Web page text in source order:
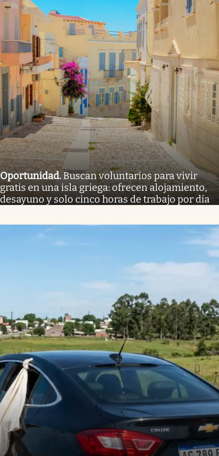
Oportunidad.Buscan voluntarios para vivir
gratis en una isla griega: ofrecen alojamiento,
desayuno y solo cinco horas de trabajo por día